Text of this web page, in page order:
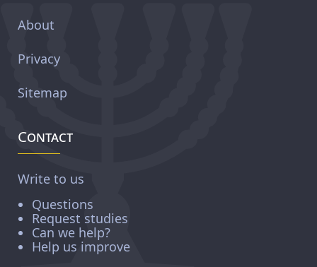
About
Privacy
Sitemap
Contact
Write to us
Questions
Request studies
Can we help?
Help us improve